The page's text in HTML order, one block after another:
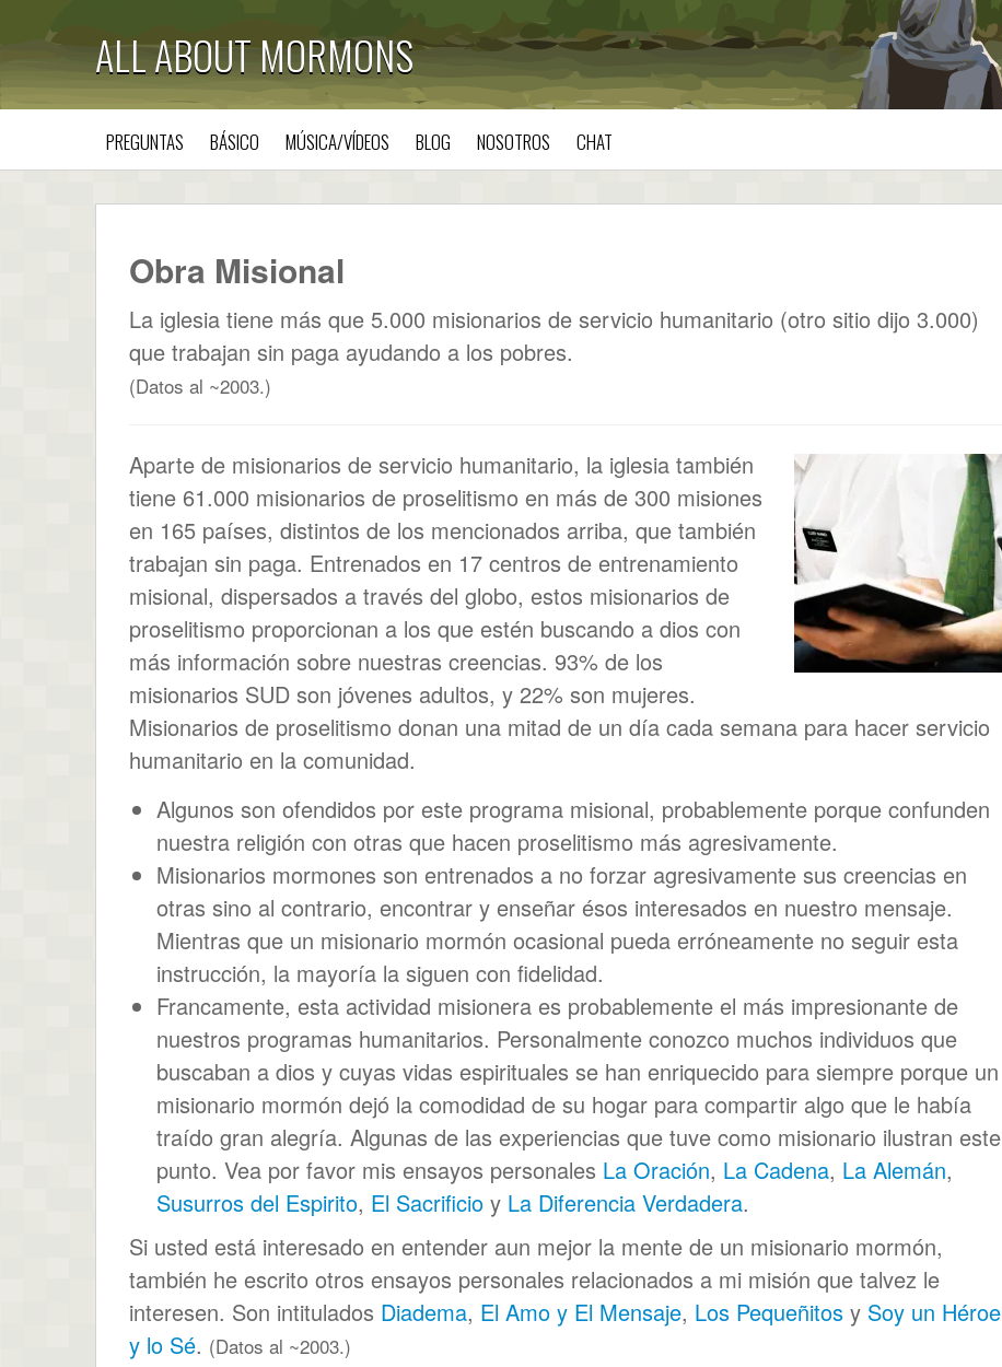
ALL ABOUT MORMONS
PREGUNTAS BÁSICO MÚSICA/VÍDEOS BLOG NOSOTROS CHAT
Obra Misional
La iglesia tiene más que 5.000 misionarios de servicio humanitario (otro sitio dijo 3.000)
que trabajan sin paga ayudando a los pobres.
(Datos al ~2003.)
Aparte de misionarios de servicio humanitario, la iglesia también
tiene 61.000 misionarios de proselitismo en más de 300 misiones
en 165 países, distintos de los mencionados arriba, que también
trabajan sin paga. Entrenados en 17 centros de entrenamiento
misional, dispersados a través del globo, estos misionarios de
proselitismo proporcionan a los que estén buscando a dios con
más información sobre nuestras creencias. 93% de los
misionarios SUD son jóvenes adultos, y 22% son mujeres.
Misionarios de proselitismo donan una mitad de un día cada semana para hacer servicio
humanitario en la comunidad.
Algunos son ofendidos por este programa misional, probablemente porque confunden
nuestra religión con otras que hacen proselitismo más agresivamente.
Misionarios mormones son entrenados a no forzar agresivamente sus creencias en
otras sino al contrario, encontrar y enseñar ésos interesados en nuestro mensaje.
Mientras que un misionario mormón ocasional pueda erróneamente no seguir esta
instrucción, la mayoría la siguen con fidelidad.
Francamente, esta actividad misionera es probablemente el más impresionante de
nuestros programas humanitarios. Personalmente conozco muchos individuos que
buscaban a dios y cuyas vidas espirituales se han enriquecido para siempre porque un
misionario mormón dejó la comodidad de su hogar para compartir algo que le había
traído gran alegría. Algunas de las experiencias que tuve como misionario ilustran este
punto. Vea por favor mis ensayos personales La Oración, La Cadena, La Alemán,
Susurros del Espirito, El Sacrificio y La Diferencia Verdadera.
Si usted está interesado en entender aun mejor la mente de un misionario mormón,
también he escrito otros ensayos personales relacionados a mi misión que talvez le
interesen. Son intitulados Diadema, El Amo y El Mensaje, Los Pequeñitos y Soy un Héroe
y lo Sé. (Datos al ~2003.)